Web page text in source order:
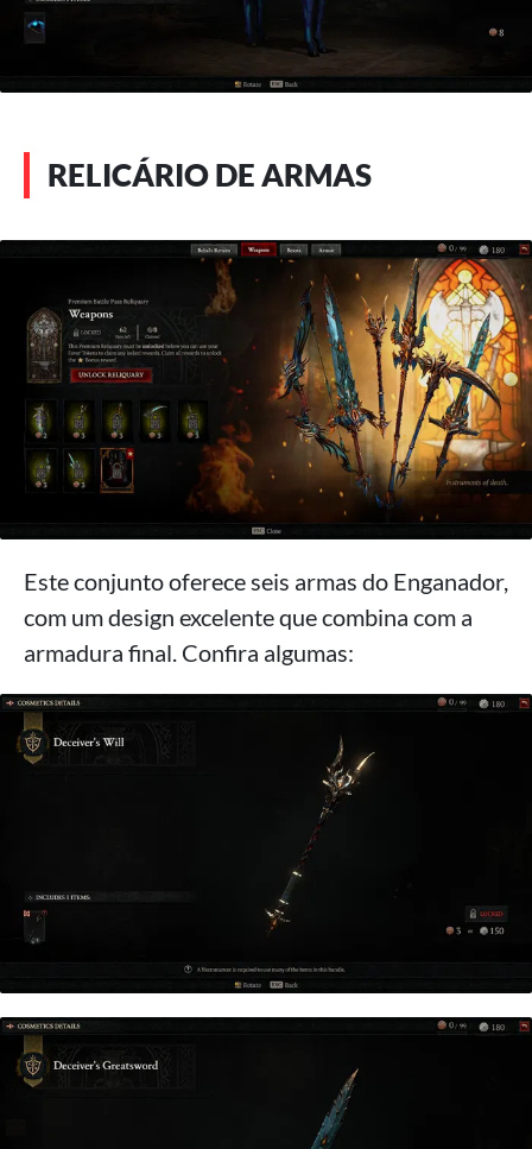
RELICÁRIO DE ARMAS
Este conjunto oferece seis armas do Enganador,
com um design excelente que combina com a
armadura final. Confira algumas: